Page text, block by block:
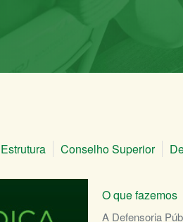
Estrutura Conselho Superior
O que fazemos
A Defensoria